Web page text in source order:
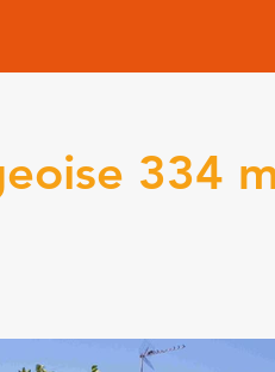
334